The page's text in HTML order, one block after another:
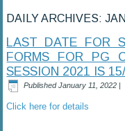
DAILY ARCHIVES:
LAST DATE FOR
FORMS FOR PG
SESSION 2021 IS
Published January 11, 2022 |
Click here for details